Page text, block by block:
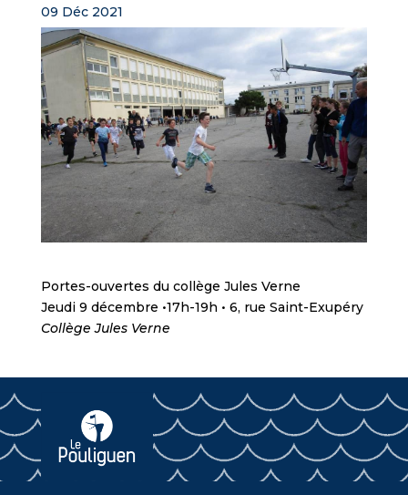
09 Déc 2021
Portes-ouvertes du collège Jules Verne
Jeudi 9 décembre •17h-19h • 6, rue Saint-Exupéry
Collège Jules Verne